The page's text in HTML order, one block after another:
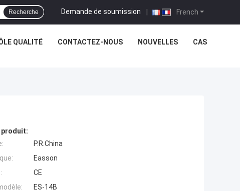
French
Demande de soumission |
Recherche
QUALITÉ CONTACTEZ-NOUS NOUVELLES CAS
produit:
P.R.China
Easson
CE
ES-14B